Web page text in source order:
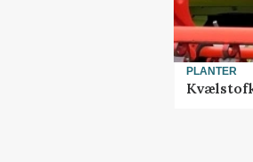
PLANTER